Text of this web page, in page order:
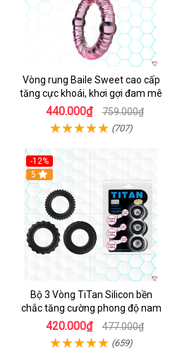
Vòng rung Baile Sweet cao cấp
tăng cực khoái, khơi gợi đam mê
440.000₫ 759.000₫
(707)
-12%
5
Bộ 3 Vòng TiTan Silicon bền
chắc tăng cường phong độ nam
420.000₫ 477.000₫
(659)